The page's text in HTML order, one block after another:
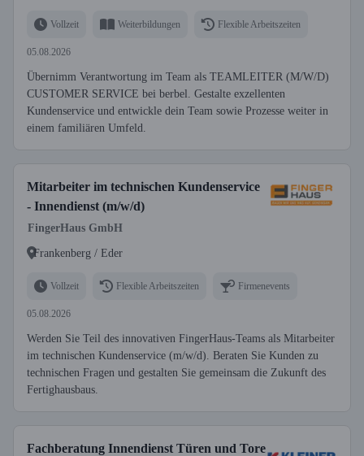
Vollzeit Weiterbildungen Flexible Arbeitszeiten
05.08.2026
Übernimm Verantwortung im Team als TEAMLEITER (M/W/D)
CUSTOMER SERVICE bei berbel. Gestalte exzellenten
Kundenservice und entwickle dein Team sowie Prozesse weiter in
einem familiären Umfeld.
Mitarbeiter im technischen Kundenservice
- Innendienst (m/w/d)
FingerHaus GmbH
Frankenberg / Eder
Vollzeit Flexible Arbeitszeiten Firmenevents
05.08.2026
Werden Sie Teil des innovativen FingerHaus-Teams als Mitarbeiter
im technischen Kundenservice (m/w/d). Beraten Sie Kunden zu
technischen Fragen und gestalten Sie gemeinsam die Zukunft des
Fertighausbaus.
Fachberatung Innendienst Türen und Tore